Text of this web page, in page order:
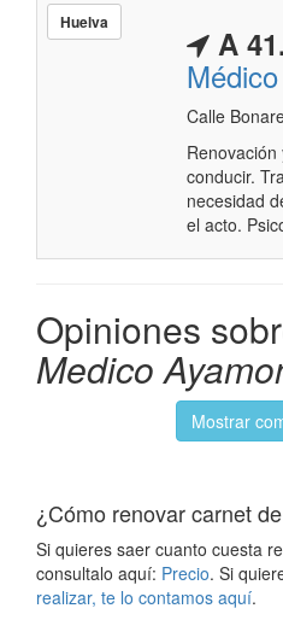
Huelva
A
Calle
conducir.
necesidad
el acto.
Opiniones
Medico
Mostrar
¿Cómo renovar carnet
Si quieres saer cuanto cuesta
consultalo aquí: Precio. Si
realizar, te lo contamos aquí.